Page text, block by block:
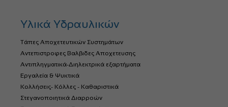
Υλικά Υδραυλικών
Τάπες Αποχετευτικών Συστημάτων
Αντεπιστροφες Βαλβιδες Αποχετευσης
Αντιπληγματικά-Διηλεκτρικά εξαρτήματα
Εργαλεία & Ψυκτικά
Κολλήσεις- Κόλλες - Καθαριστικά
Στεγανοποιητικά Διαρροών